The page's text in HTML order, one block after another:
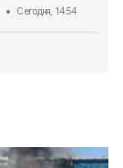
Сегодня, 14:54